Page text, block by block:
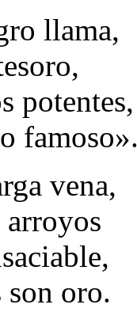
llama,
potentes,
vena,
son oro.